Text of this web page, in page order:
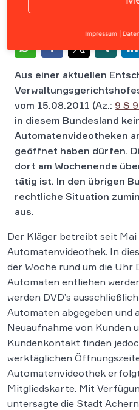
Aus einer aktuellen
vom 15.08.2011 (Az.: 9 S
in diesem Bundesland
Automatenvideotheken
geöffnet haben dürfen.
dort am Wochenende
tätig ist. In den übrigen
rechtliche Situation
aus.
Der Kläger betreibt seit
Automatenvideothek. In
der Woche rund um die Uhr
Automaten entliehen
werden DVD’s
Automaten abgegeben und
Neuaufnahme von Kunden
Kundenkontakt finden
werktäglichen
Automatenvideothek
Mitgliedskarte. Mit
untersagte die Stadt
Impressum